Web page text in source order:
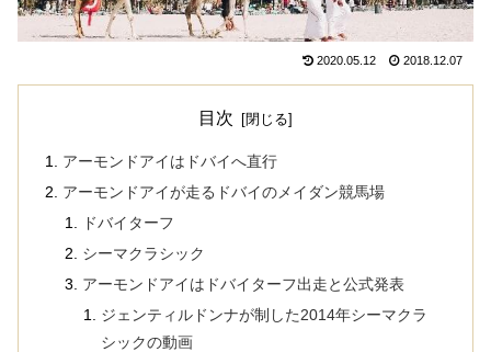
2020.05.12 2018.12.07
目次
アーモンドアイはドバイへ直行
アーモンドアイが走るドバイのメイダン競馬場
ドバイターフ
シーマクラシック
アーモンドアイはドバイターフ出走と公式発表
ジェンティルドンナが制した2014年シーマクラ
シックの動画